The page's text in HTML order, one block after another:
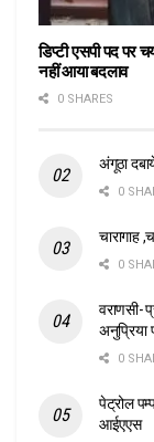
डिप्टी एसपी पद पर
नहीं आया बदलाव
0 SHARES
अंगूठा
0
चारागाह
0
वराणसी-
अनुप्रिया
0
पेट्रोल
आईएएस